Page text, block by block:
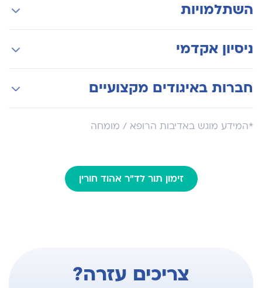
גוריון, סיום בהצטיינות
התמחות כפולה ברפואה פנימית ובקרדיולוגיה בבית
התמחות-על באלקטרופיזיולוגיה וטיפול בהפרעות
בקצב הלב בבית החולים ב-NYU LANGONE
MEDICAL CENTER בניו יורק
השתלמויות
MEDICAL CENTER בניו יורק.
ניסיון אקדמי
חברות באיגודים מקצועיים
לאלקטרופיזיולוגיה, החוג לקרדיולוגיה התערבותית
Cardiology
*המידע מוגש באדיבות הרופא / מומחה
זימון תור לד"ר אהוד חורין
צריכים עזרה?